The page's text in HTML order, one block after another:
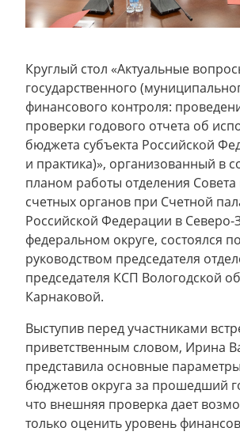
Круглый стол «Актуальные
государственного
финансового контроля:
проверки годового отчета об
бюджета субъекта Российской
и практика)», организованный в
планом работы отделения
счетных органов при Счетной
Российской Федерации в Северо-
федеральном округе, состоялся
руководством председателя
председателя КСП Вологодской
Карнаковой.
Выступив перед участниками
приветственным словом, Ирина
представила основные
бюджетов округа за прошедший
что внешняя проверка дает
только оценить уровень